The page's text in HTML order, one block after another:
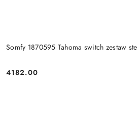
Somfy 1870595 Tahoma switch zestaw
Cena:
4182.00